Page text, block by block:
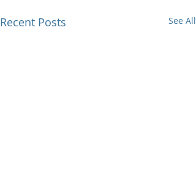
Recent Posts See All